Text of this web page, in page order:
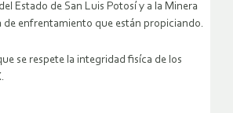
Estado de San Luis Potosí y a la Minera
de enfrentamiento que están propiciando.
se respete la integridad fisíca de los